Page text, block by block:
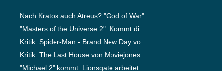
Nach Kratos auch Atreus? "God of War"...
"Masters of the Universe 2": Kommt di...
Kritik: Spider-Man - Brand New Day vo...
Kritik: The Last House von Moviejones
"Michael 2" kommt: Lionsgate arbeitet...